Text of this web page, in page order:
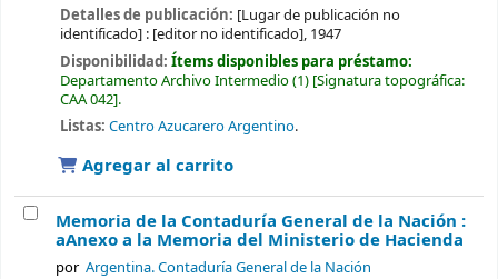
Detalles de publicación: [Lugar de publicación no
identificado] : [editor no identificado], 1947
Disponibilidad: Ítems disponibles para préstamo:
Departamento Archivo Intermedio(1) Signatura topográfica:
CAA 042 .
Listas: Centro Azucarero Argentino.
Agregar al carrito
Memoria de la Contaduría General de la Nación :
aAnexo a la Memoria del Ministerio de Hacienda
por Argentina. Contaduría General de la Nación